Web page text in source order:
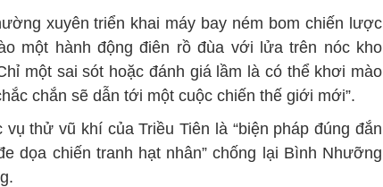
xuyên triển khai máy bay ném bom chiến lược
một hành động điên rồ đùa với lửa trên nóc kho
một sai sót hoặc đánh giá lầm là có thể khơi mào
chắn sẽ dẫn tới một cuộc chiến thế giới mới”.
thử vũ khí của Triều Tiên là “biện pháp đúng đắn
dọa chiến tranh hạt nhân” chống lại Bình Nhưỡng